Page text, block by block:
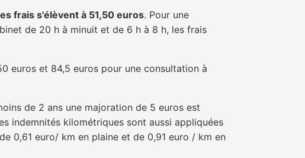
frais s'élèvent à 51,50 euros. Pour une
de 20 h à minuit et de 6 h à 8 h, les frais
euros et 84,5 euros pour une consultation à
de 2 ans une majoration de 5 euros est
indemnités kilométriques sont aussi appliquées
0,61 euro/ km en plaine et de 0,91 euro / km en